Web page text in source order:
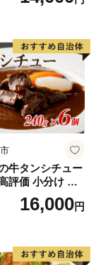
取り寄せ 日高市
牛タンシチュー
評価 小分け 惣
人暮らし 冷凍】
16,000円